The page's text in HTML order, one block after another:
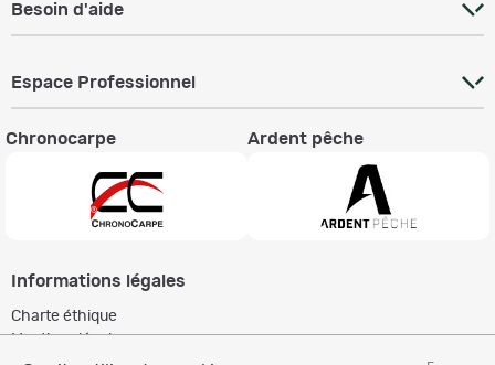
Besoin d'aide
Espace Professionnel
Chronocarpe Ardent pêche
Informations légales
Charte éthique
Mentions légales